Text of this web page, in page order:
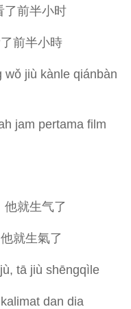
前半小时
前半小時
jiù kànle qiánbàn
jam pertama film
就生气了
就生氣了
jiù shēngqìle
dan dia